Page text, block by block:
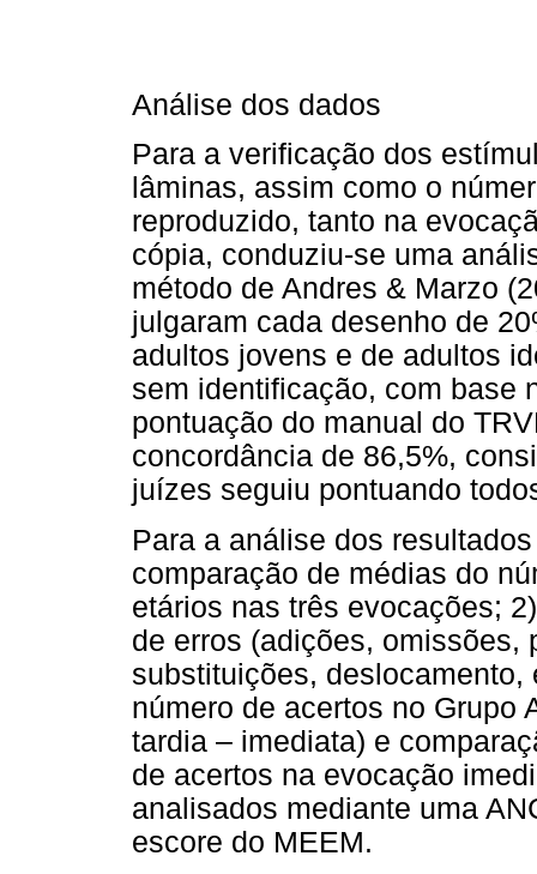
Análise dos dados
Para a verificação dos
lâminas, assim como o
reproduzido, tanto na
cópia, conduziu-se uma
método de Andres & Marzo
julgaram cada desenho de
adultos jovens e de adultos
sem identificação, com base
pontuação do manual do
concordância de 86,5%,
juízes seguiu pontuando
Para a análise dos
comparação de médias do
etários nas três evocações;
de erros (adições, omissões,
substituições, deslocamento,
número de acertos no Grupo
tardia – imediata) e
de acertos na evocação
analisados mediante uma
escore do MEEM.